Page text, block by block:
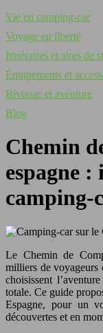
Vie en camping-car
Voyage en liberté
Itinéraires et aires de
Équipements et
Bivouac et aventure
Blog
Chemin
espagne
camping-
Le Chemin de
milliers de voyageurs
choisissent
totale. Ce guide
Espagne, pour un
découvertes et en